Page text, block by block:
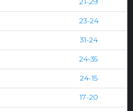
23-24
31-24
24-35
24-15
17-20